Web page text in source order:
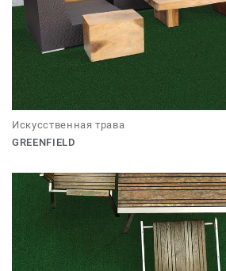
Искусственная трава
GREENFIELD